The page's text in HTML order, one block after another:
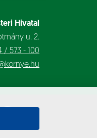
Hivatal
u. 2.
/ 573 - 100